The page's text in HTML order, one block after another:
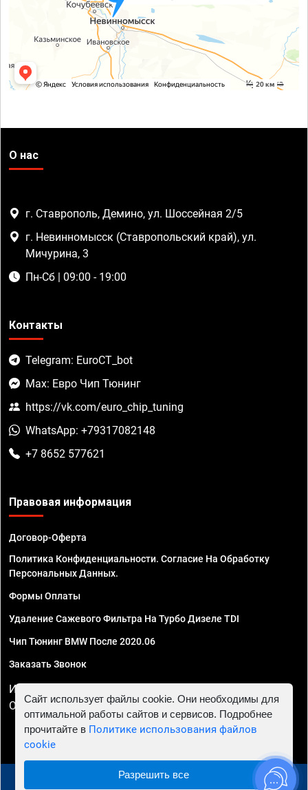
О нас
г. Ставрополь, Демино, ул. Шоссейная 2/5
г. Невинномысск (Ставропольский край), ул.
Мичурина, 3
Пн-Сб | 09:00 - 19:00
Контакты
Telegram: EuroCT_bot
Max: Евро Чип Тюнинг
https://vk.com/euro_chip_tuning
WhatsApp: +79317082148
+7 8652 577621
Правовая информация
Договор-Оферта
Политика Конфиденциальности. Согласие На Обработку
Персональных Данных.
Формы Оплаты
Удаление Сажевого Фильтра На Турбо Дизеле TDI
Чип Тюнинг BMW После 2020.06
Заказать Звонок
ИП Смирнов Георгий Павлович. ИНН 781302555843,
ОГРНИП 324470400032610
© 2010 - 2026 Чип тюнинг в Ставрополе - Автосервис
Сайт использует файлы cookie. Они необходимы для
оптимальной работы сайтов и сервисов. Подробнее
прочитайте в Политике использования файлов
cookie
Разрешить все